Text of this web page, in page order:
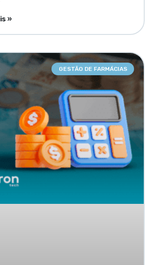
»
GESTÃO DE FARMÁCIAS